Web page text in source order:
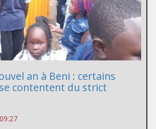
an à Beni : certains
contentent du strict